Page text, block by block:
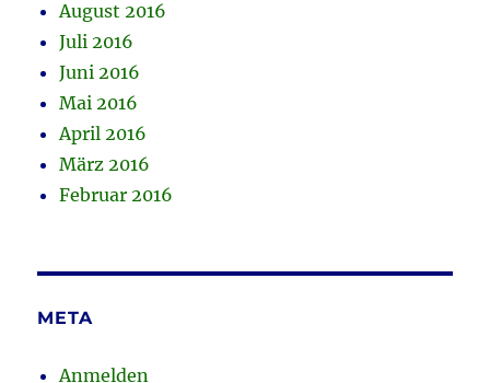
August 2016
Juli 2016
Juni 2016
Mai 2016
April 2016
März 2016
Februar 2016
META
Anmelden